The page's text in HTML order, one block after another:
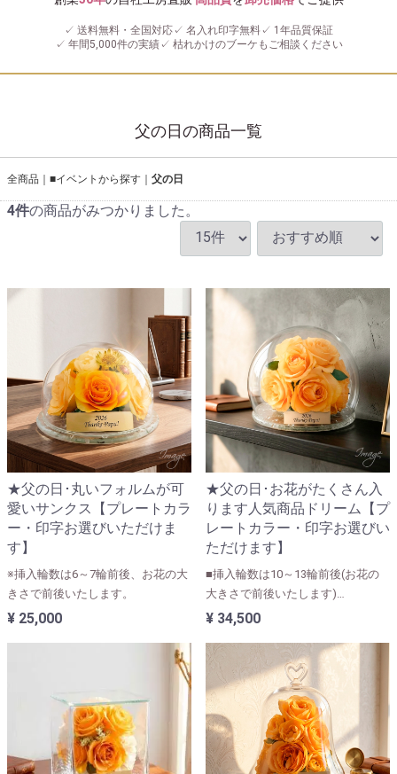
✓ 送料無料・全国対応 ✓ 名入れ印字無料 ✓ 1年品質保証
✓ 年間5,000件の実績✓ 枯れかけのブーケもご相談ください
父の日の商品一覧
全商品 ■イベントから探す 父の日
4件の商品がみつかりました。
★父の日･丸いフォルムが可
愛いサンクス【プレートカラ
ー・印字お選びいただけま
す】
※挿入輪数は6～7輪前後、お花の大
きさで前後いたします。
¥ 25,000
★父の日･お花がたくさん入
ります人気商品ドリーム【プ
レートカラー・印字お選びい
ただけます】
■挿入輪数は10～13輪前後(お花の
大きさで前後いたします)
■ユリ・カサブランカなど大きなお
¥ 34,500